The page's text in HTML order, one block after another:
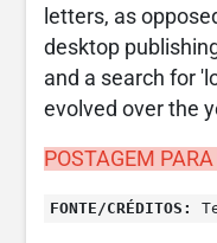
letters, as
desktop
and a search for
evolved over the
POSTAGEM
FONTE/CRÉDITOS: